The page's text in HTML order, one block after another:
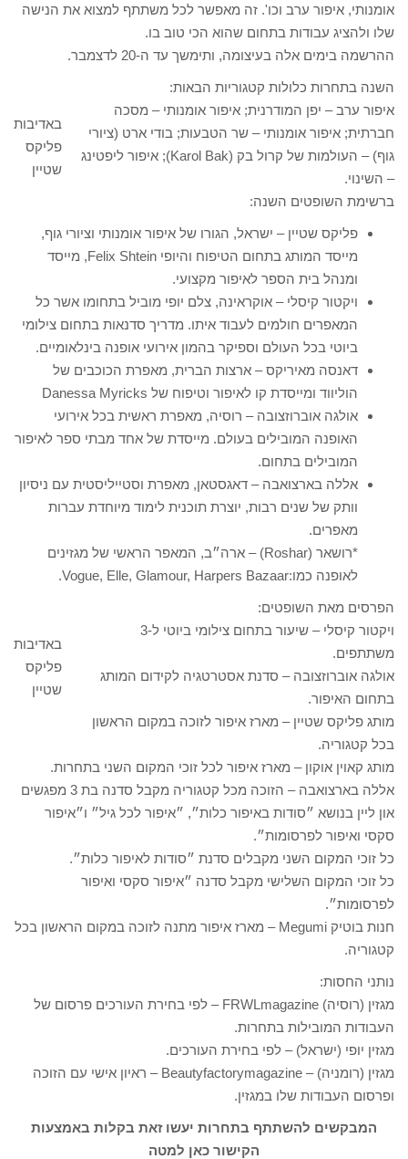
אומנותי, איפור ערב וכו'. זה מאפשר לכל משתתף למצוא את הנישה
שלו ולהציג עבודות בתחום שהוא הכי טוב בו.
ההרשמה בימים אלה בעיצומה, ותימשך עד ה-20 לדצמבר.
באדיבות
פליקס
שטיין
השנה בתחרות כלולות קטגוריות הבאות:
איפור ערב – יפן המודרנית; איפור אומנותי – מסכה
חברתית; איפור אומנותי – שר הטבעות; בודי ארט (ציורי
גוף) – העולמות של קרול בק (Karol Bak); איפור ליפטינג
– השינוי.
ברשימת השופטים השנה:
פליקס שטיין – ישראל, הגורו של איפור אומנותי וציורי גוף,
מייסד המותג בתחום הטיפוח והיופי Felix Shtein, מייסד
ומנהל בית הספר לאיפור מקצועי.
ויקטור קיסלי – אוקראינה, צלם יופי מוביל בתחומו אשר כל
המאפרים חולמים לעבוד איתו. מדריך סדנאות בתחום צילומי
ביוטי בכל העולם וספיקר בהמון אירועי אופנה בינלאומיים.
דאנסה מאיריקס – ארצות הברית, מאפרת הכוכבים של
הוליווד ומייסדת קו לאיפור וטיפוח של Danessa Myricks
אולגה אוברוזצובה – רוסיה, מאפרת ראשית בכל אירועי
האופנה המובילים בעולם. מייסדת של אחד מבתי ספר לאיפור
המובילים בתחום.
אללה בארצואבה – דאגסטאן, מאפרת וסטייליסטית עם ניסיון
וותק של שנים רבות, יוצרת תוכנית לימוד מיוחדת עברות
מאפרים.
*רושאר (Roshar) – ארה״ב, המאפר הראשי של מגזינים
לאופנה כמו:Vogue, Elle, Glamour, Harpers Bazaar.
באדיבות
פליקס
שטיין
הפרסים מאת השופטים:
ויקטור קיסלי – שיעור בתחום צילומי ביוטי ל-3
משתתפים.
אולגה אוברוזצובה – סדנת אסטרטגיה לקידום המותג
בתחום האיפור.
מותג פליקס שטיין – מארז איפור לזוכה במקום הראשון
בכל קטגוריה.
מותג קאוין אוקון – מארז איפור לכל זוכי המקום השני בתחרות.
אללה בארצואבה – הזוכה מכל קטגוריה מקבל סדנה בת 3 מפגשים
און ליין בנושא ״סודות באיפור כלות״, ״איפור לכל גיל״ ו״איפור
סקסי ואיפור לפרסומות״.
כל זוכי המקום השני מקבלים סדנת ״סודות לאיפור כלות״.
כל זוכי המקום השלישי מקבל סדנה ״איפור סקסי ואיפור
לפרסומות״.
חנות בוטיק Megumi – מארז איפור מתנה לזוכה במקום הראשון בכל
קטגוריה.
נותני החסות:
מגזין (רוסיה) FRWLmagazine – לפי בחירת העורכים פרסום של
העבודות המובילות בתחרות.
מגזין יופי (ישראל) – לפי בחירת העורכים.
מגזין (רומניה) – Beautyfactorymagazine – ראיון אישי עם הזוכה
ופרסום העבודות שלו במגזין.
המבקשים להשתתף בתחרות יעשו זאת בקלות באמצעות
הקישור כאן למטה